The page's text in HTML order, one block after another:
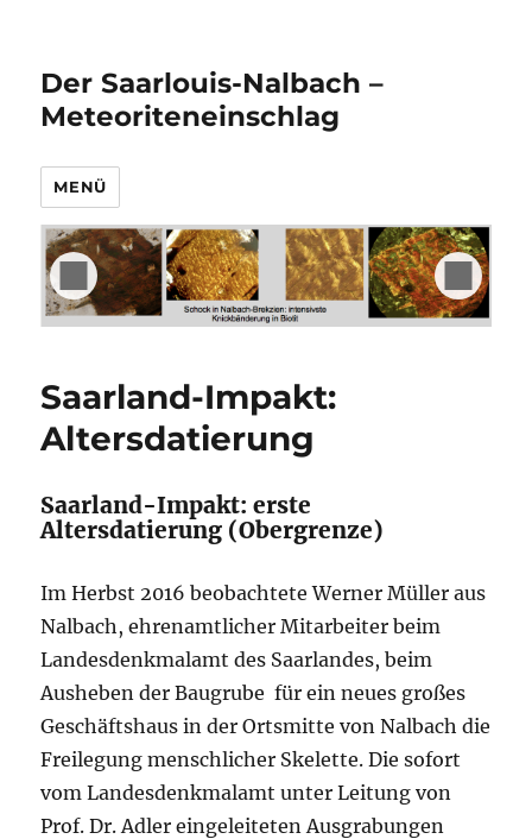
Der Saarlouis-Nalbach –
Meteoriteneinschlag
MENÜ
Saarland-Impakt:
Altersdatierung
Saarland-Impakt: erste
Altersdatierung (Obergrenze)
Im Herbst 2016 beobachtete Werner Müller aus
Nalbach, ehrenamtlicher Mitarbeiter beim
Landesdenkmalamt des Saarlandes, beim
Ausheben der Baugrube für ein neues großes
Geschäftshaus in der Ortsmitte von Nalbach die
Freilegung menschlicher Skelette. Die sofort
vom Landesdenkmalamt unter Leitung von
Prof. Dr. Adler eingeleiteten Ausgrabungen